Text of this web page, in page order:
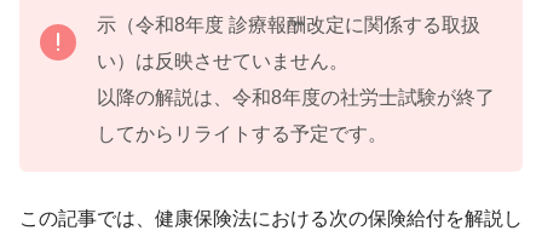
示（令和8年度 診療報酬改定に関係する取扱
い）は反映させていません。
以降の解説は、令和8年度の社労士試験が終了
してからリライトする予定です。
この記事では、健康保険法における次の保険給付を解説し